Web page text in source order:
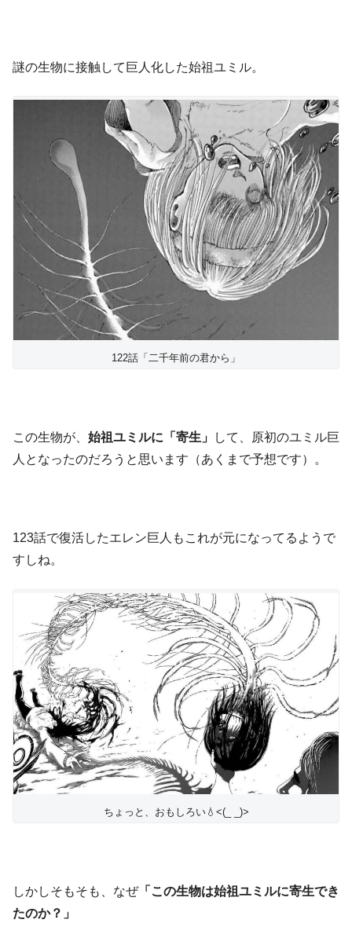
謎の生物に接触して巨人化した始祖ユミル。
122話「二千年前の君から」
この生物が、 始祖ユミルに「寄生」
して、原初のユミル巨
人となったのだろうと思います（あくまで予想です）。
123話で復活したエレン巨人もこれが元になってるようで
すしね。
ちょっと、おもしろい💧<(_ _)>
しかしそもそも、なぜ「この生物は始祖ユミルに寄生でき
たのか？」